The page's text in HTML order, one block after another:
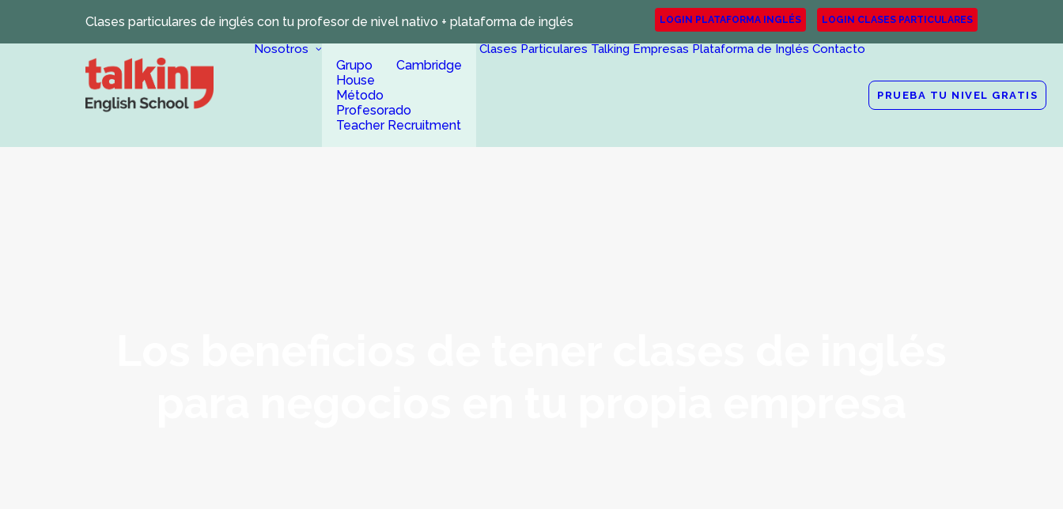
Clases particulares de inglés con tu profesor de nivel nativo + plataforma de inglés LOGIN PLATAFORMA INGLÉS LOGIN CLASES PARTICULARES
Nosotros
Grupo Cambridge
House
Método
Profesorado
Teacher Recruitment
Clases Particulares Talking Empresas Plataforma de Inglés Contacto
PRUEBA TU NIVEL GRATIS